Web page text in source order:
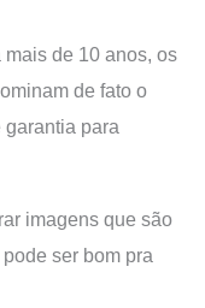
de 10 anos, os
de fato o
para
imagens que são
ser bom pra